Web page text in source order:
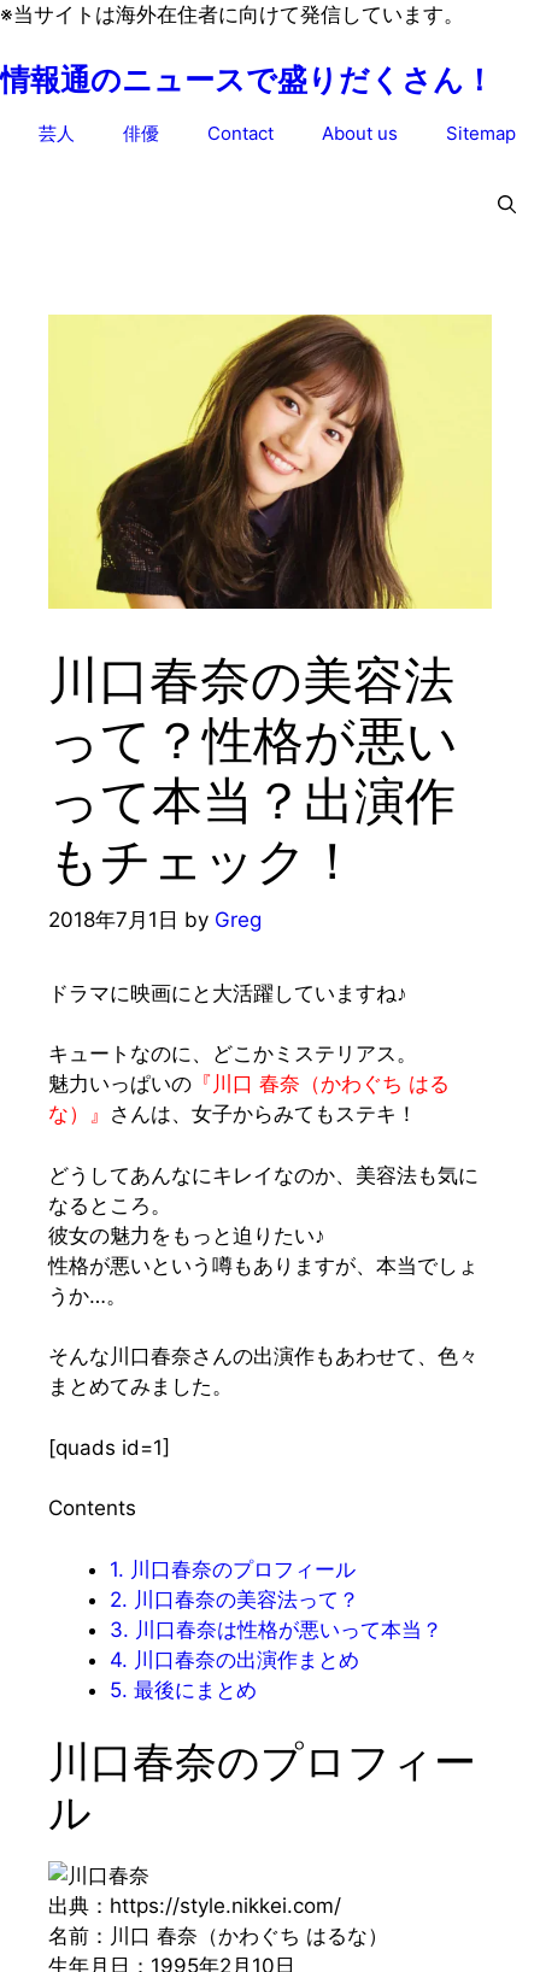
コ
テ
※当サイトは海外在住者に向けて発信しています。
情報通のニュースで盛りだくさん！
芸人 俳優 Contact About us Sitemap
川口春奈の美容法
って？性格が悪い
って本当？出演作
もチェック！
2018年7月1日 by Greg
ドラマに映画にと大活躍していますね♪
キュートなのに、どこかミステリアス。
魅力いっぱいの 『川口 春奈（かわぐち はる
な）』 さんは、女子からみてもステキ！
どうしてあんなにキレイなのか、 美容法も気に
なるところ。
彼女の魅力 をもっと迫りたい♪
性格が悪い という噂もありますが、本当でしょ
うか…。
そんな川口春奈さんの出演作もあわせて、色々
まとめてみました。
[quads id=1]
Contents
1. 川口春奈のプロフィール
2. 川口春奈の美容法って？
3. 川口春奈は性格が悪いって本当？
4. 川口春奈の出演作まとめ
5. 最後にまとめ
川口春奈のプロフィー
ル
出典：https://style.nikkei.com/
名前：川口 春奈（かわぐち はるな）
生年月日：1995年2月10日